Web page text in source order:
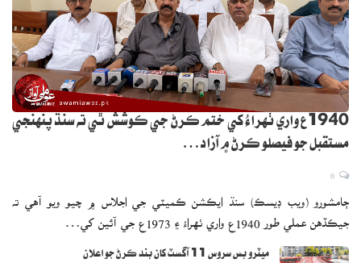
1940ع واري ٺهراءُ کي ختم ڪرڻ جي ڪوشش ٿي ته سنڌ پنهنجي
مستقبل جو فيصلو ڪرڻ ۾ آزاد…
ڄامشورو (ويب ڊيسڪ) سنڌ ايڪشن ڪميٽي جي اجلاس ۾ چيو ويو آهي ته
جيڪڏهن عملي طور 1940ع واري ٺهراءُ ۽ 1973ع جي آئين کي…
ميٽرو بس سروس 11 آگسٽ کان بند ڪرڻ جو اعلان